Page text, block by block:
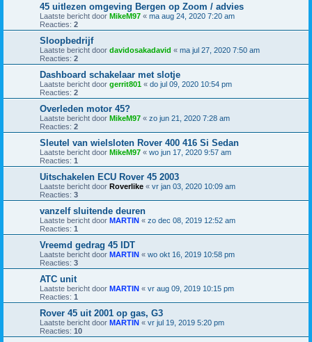
45 uitlezen omgeving Bergen op Zoom / advies
Laatste bericht door MikeM97 « ma aug 24, 2020 7:20 am
Reacties: 2
Sloopbedrijf
Laatste bericht door davidosakadavid « ma jul 27, 2020 7:50 am
Reacties: 2
Dashboard schakelaar met slotje
Laatste bericht door gerrit801 « do jul 09, 2020 10:54 pm
Reacties: 2
Overleden motor 45?
Laatste bericht door MikeM97 « zo jun 21, 2020 7:28 am
Reacties: 2
Sleutel van wielsloten Rover 400 416 Si Sedan
Laatste bericht door MikeM97 « wo jun 17, 2020 9:57 am
Reacties: 1
Uitschakelen ECU Rover 45 2003
Laatste bericht door Roverlike « vr jan 03, 2020 10:09 am
Reacties: 3
vanzelf sluitende deuren
Laatste bericht door MARTIN « zo dec 08, 2019 12:52 am
Reacties: 1
Vreemd gedrag 45 IDT
Laatste bericht door MARTIN « wo okt 16, 2019 10:58 pm
Reacties: 3
ATC unit
Laatste bericht door MARTIN « vr aug 09, 2019 10:15 pm
Reacties: 1
Rover 45 uit 2001 op gas, G3
Laatste bericht door MARTIN « vr jul 19, 2019 5:20 pm
Reacties: 10